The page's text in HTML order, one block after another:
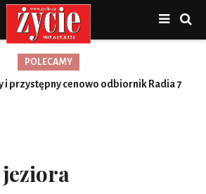
POLECAMY
i przystępny cenowo odbiornik Radia 7
jakość, więcej możliwości